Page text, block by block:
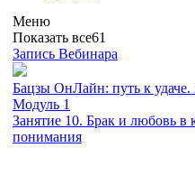
Меню
Показать все61
Запись Вебинара
Бацзы ОнЛайн: путь к удаче.
Модуль 1
Занятие 10. Брак и любовь в
понимания